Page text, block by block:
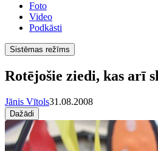
Foto
Video
Podkāsti
Sistēmas režīms
Rotējošie ziedi, kas arī
Jānis Vītols31.08.2008
Dažādi